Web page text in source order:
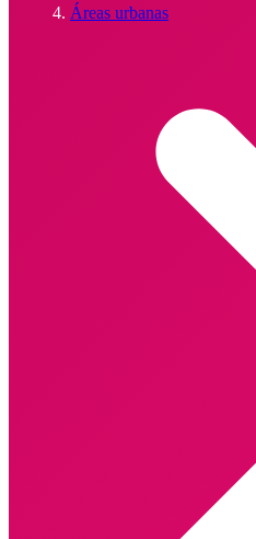
Áreas urbanas